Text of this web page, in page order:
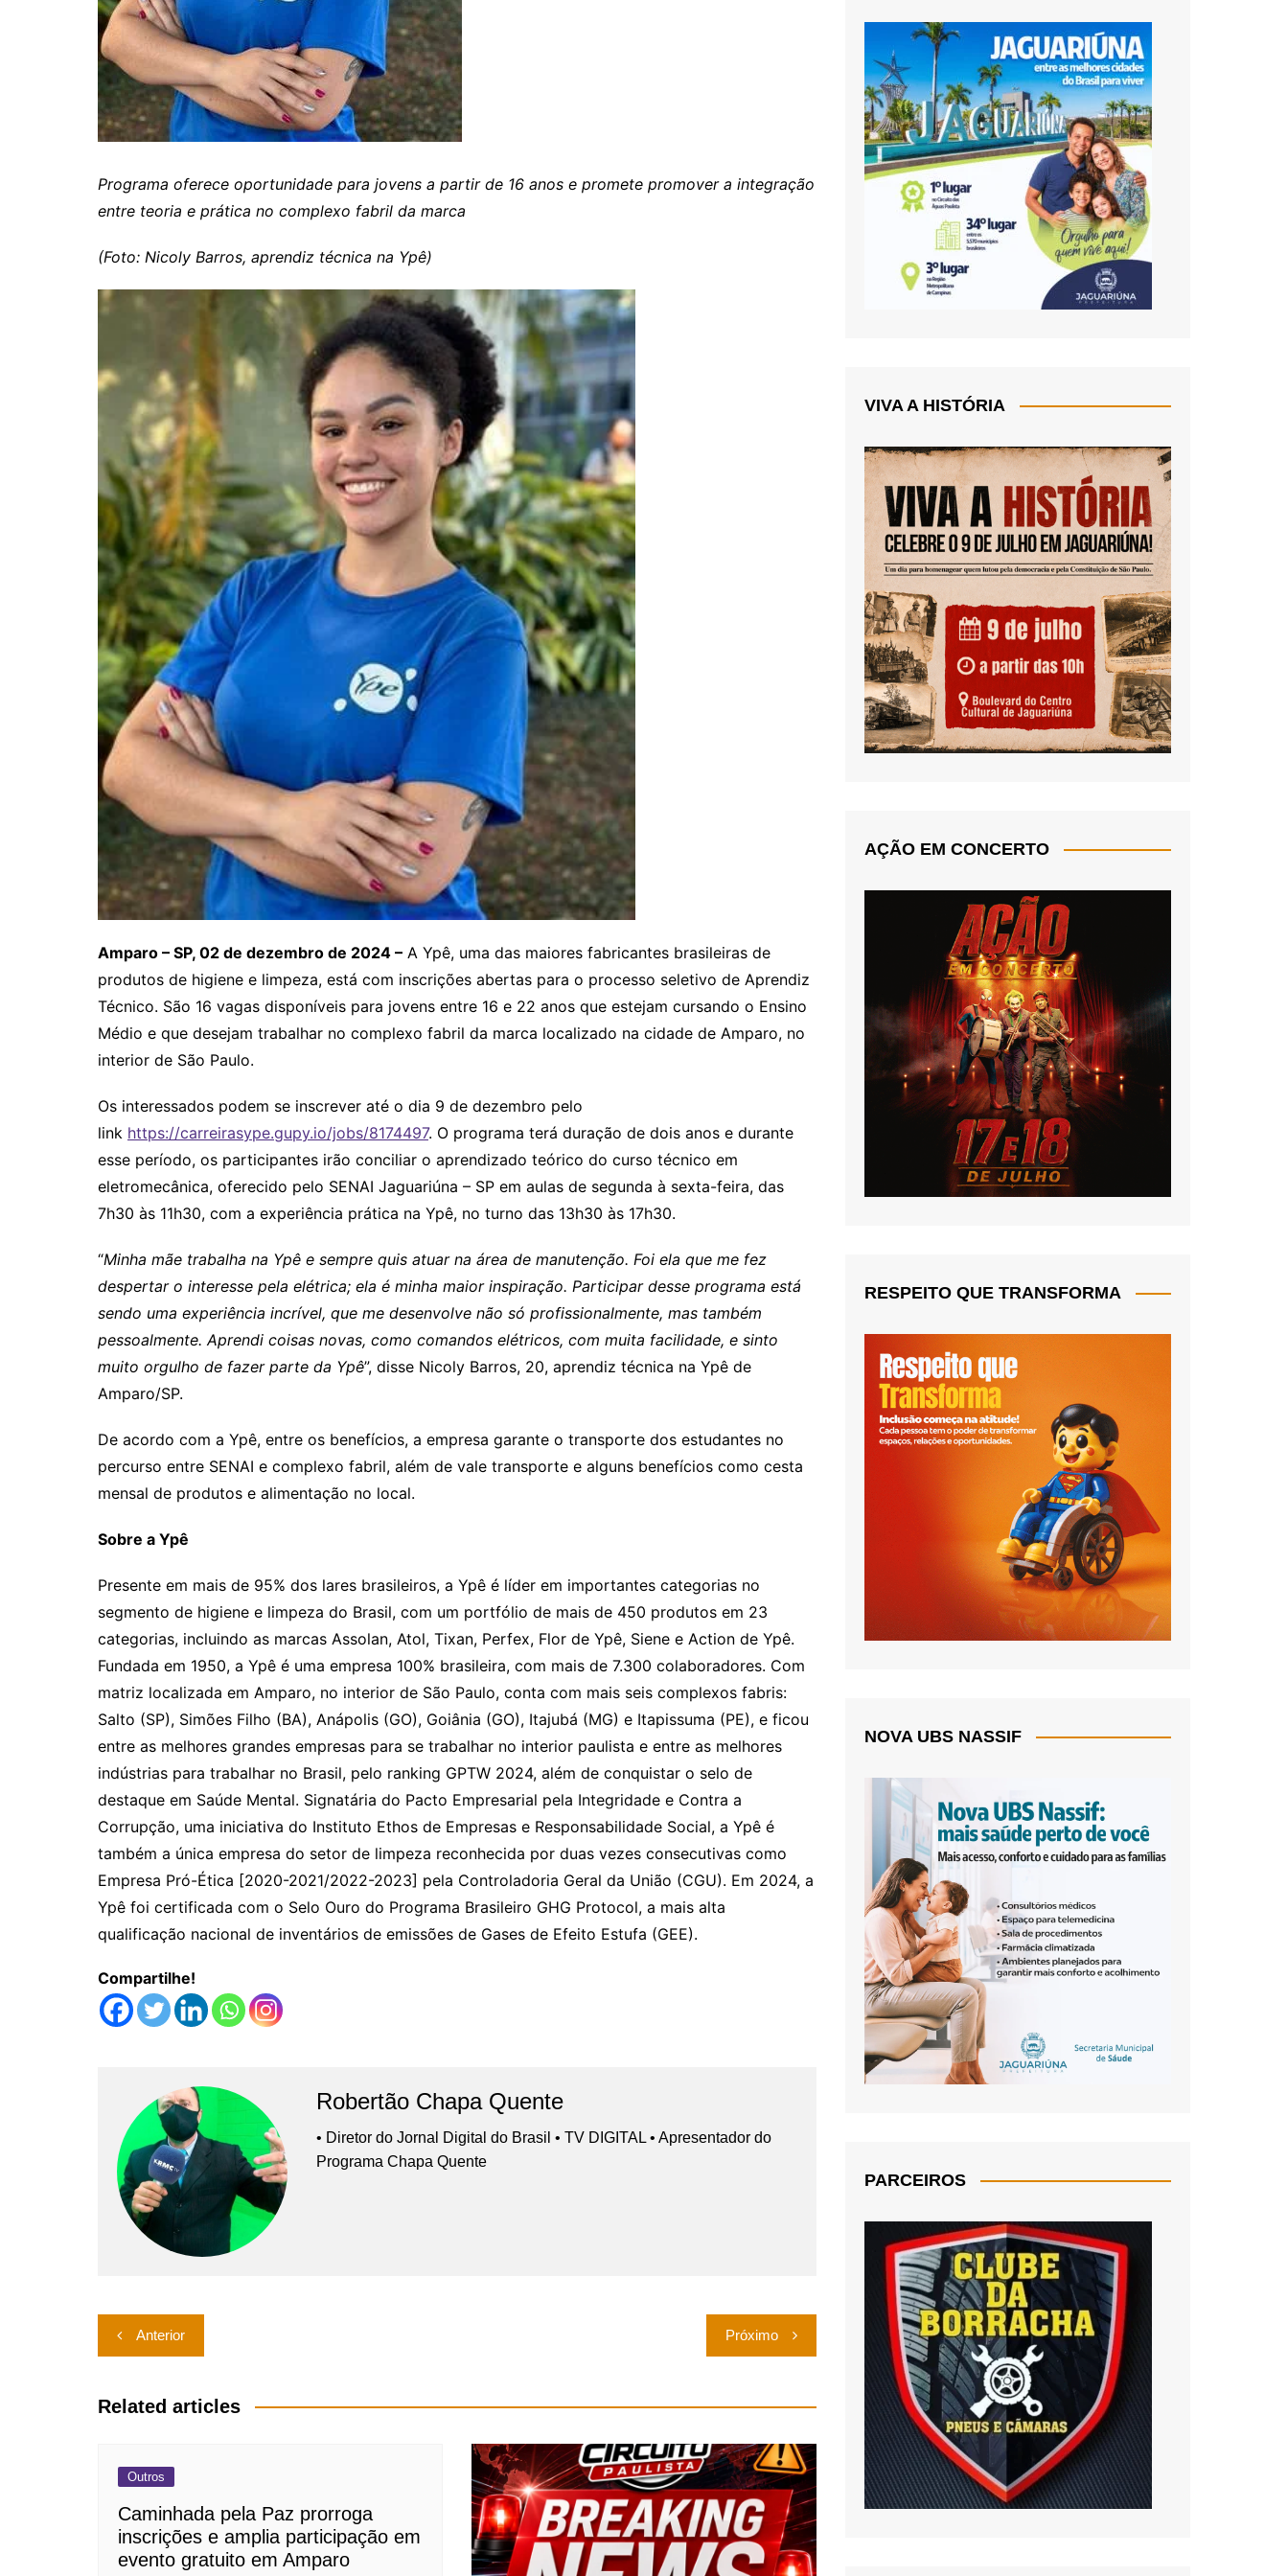
Programa oferece oportunidade para jovens a partir de 16 anos e promete promover a integração
entre teoria e prática no complexo fabril da marca
(Foto: Nicoly Barros, aprendiz técnica na Ypê)
Amparo – SP, 02 de dezembro de 2024 – A Ypê, uma das maiores fabricantes brasileiras de
produtos de higiene e limpeza, está com inscrições abertas para o processo seletivo de Aprendiz
Técnico. São 16 vagas disponíveis para jovens entre 16 e 22 anos que estejam cursando o Ensino
Médio e que desejam trabalhar no complexo fabril da marca localizado na cidade de Amparo, no
interior de São Paulo.
Os interessados podem se inscrever até o dia 9 de dezembro pelo
link https://carreirasype.gupy.io/jobs/8174497. O programa terá duração de dois anos e durante
esse período, os participantes irão conciliar o aprendizado teórico do curso técnico em
eletromecânica, oferecido pelo SENAI Jaguariúna – SP em aulas de segunda à sexta-feira, das
7h30 às 11h30, com a experiência prática na Ypê, no turno das 13h30 às 17h30.
“Minha mãe trabalha na Ypê e sempre quis atuar na área de manutenção. Foi ela que me fez
despertar o interesse pela elétrica; ela é minha maior inspiração. Participar desse programa está
sendo uma experiência incrível, que me desenvolve não só profissionalmente, mas também
pessoalmente. Aprendi coisas novas, como comandos elétricos, com muita facilidade, e sinto
muito orgulho de fazer parte da Ypê”, disse Nicoly Barros, 20, aprendiz técnica na Ypê de
Amparo/SP.
De acordo com a Ypê, entre os benefícios, a empresa garante o transporte dos estudantes no
percurso entre SENAI e complexo fabril, além de vale transporte e alguns benefícios como cesta
mensal de produtos e alimentação no local.
Sobre a Ypê
Presente em mais de 95% dos lares brasileiros, a Ypê é líder em importantes categorias no
segmento de higiene e limpeza do Brasil, com um portfólio de mais de 450 produtos em 23
categorias, incluindo as marcas Assolan, Atol, Tixan, Perfex, Flor de Ypê, Siene e Action de Ypê.
Fundada em 1950, a Ypê é uma empresa 100% brasileira, com mais de 7.300 colaboradores. Com
matriz localizada em Amparo, no interior de São Paulo, conta com mais seis complexos fabris:
Salto (SP), Simões Filho (BA), Anápolis (GO), Goiânia (GO), Itajubá (MG) e Itapissuma (PE), e ficou
entre as melhores grandes empresas para se trabalhar no interior paulista e entre as melhores
indústrias para trabalhar no Brasil, pelo ranking GPTW 2024, além de conquistar o selo de
destaque em Saúde Mental. Signatária do Pacto Empresarial pela Integridade e Contra a
Corrupção, uma iniciativa do Instituto Ethos de Empresas e Responsabilidade Social, a Ypê é
também a única empresa do setor de limpeza reconhecida por duas vezes consecutivas como
Empresa Pró-Ética [2020-2021/2022-2023] pela Controladoria Geral da União (CGU). Em 2024, a
Ypê foi certificada com o Selo Ouro do Programa Brasileiro GHG Protocol, a mais alta
qualificação nacional de inventários de emissões de Gases de Efeito Estufa (GEE).
Compartilhe!
Robertão Chapa Quente
• Diretor do Jornal Digital do Brasil • TV DIGITAL • Apresentador do
Programa Chapa Quente
Navegação
de
Post
Anterior Próximo
Related articles
Outros
Caminhada pela Paz prorroga
inscrições e amplia participação em
evento gratuito em Amparo
VIVA A HISTÓRIA
AÇÃO EM CONCERTO
RESPEITO QUE TRANSFORMA
NOVA UBS NASSIF
PARCEIROS